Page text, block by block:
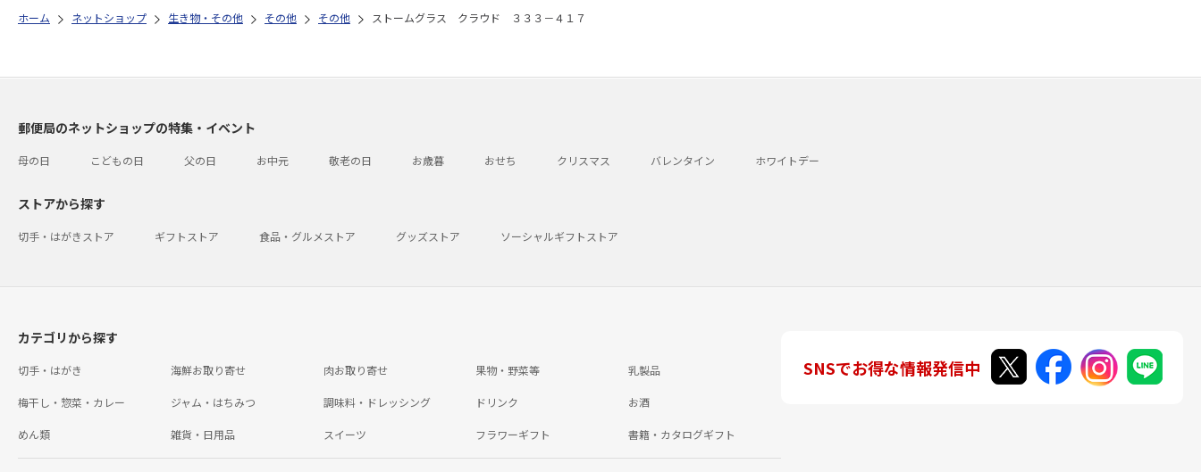
ホーム ネットショップ 生き物・その他 その他 その他 ストームグラス クラウド ３３３－４１７
郵便局のネットショップの特集・イベント
母の日 こどもの日 父の日 お中元 敬老の日 お歳暮 おせち クリスマス バレンタイン ホワイトデー
ストアから探す
切手・はがきストア ギフトストア 食品・グルメストア グッズストア ソーシャルギフトストア
カテゴリから探す
切手・はがき 海鮮お取り寄せ 肉お取り寄せ 果物・野菜等 乳製品
梅干し・惣菜・カレー ジャム・はちみつ 調味料・ドレッシング ドリンク お酒
めん類 雑貨・日用品 スイーツ フラワーギフト 書籍・カタログギフト
SNSでお得な情報発信中